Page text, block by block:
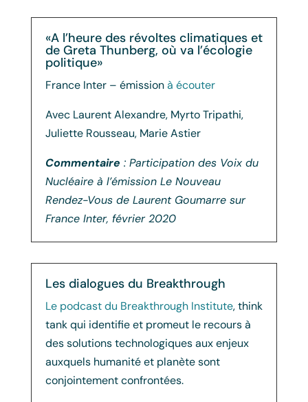
«A l’heure des révoltes climatiques et
de Greta Thunberg, où va l’écologie
politique»
France Inter – émission à écouter
Avec Laurent Alexandre, Myrto Tripathi,
Juliette Rousseau, Marie Astier
Commentaire : Participation des Voix du
Nucléaire à l’émission Le Nouveau
Rendez-Vous de Laurent Goumarre sur
France Inter, février 2020
Les dialogues du Breakthrough
Le podcast du Breakthrough Institute, think
tank qui identifie et promeut le recours à
des solutions technologiques aux enjeux
auxquels humanité et planète sont
conjointement confrontées.